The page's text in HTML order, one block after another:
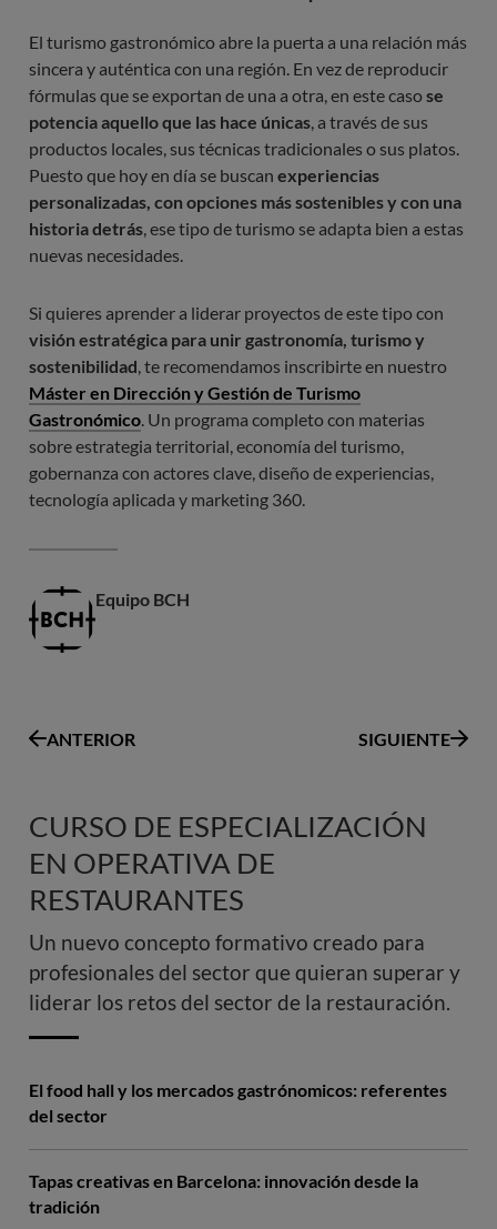
El turismo gastronómico abre la puerta a una relación más
sincera y auténtica con una región. En vez de reproducir
fórmulas que se exportan de una a otra, en este casose
potencia aquello que las hace únicas , a través de sus
productos locales, sus técnicas tradicionales o sus platos.
Puesto que hoy en día se buscan experiencias
personalizadas, con opciones más sostenibles y con una
historia detrás , ese tipo de turismo se adapta bien a estas
nuevas necesidades.
Si quieres aprender a liderar proyectos de este tipo con
visión estratégica para unir gastronomía, turismo y
sostenibilidad , te recomendamos inscribirte en nuestro
Máster en Dirección y Gestión de Turismo
Gastronómico . Un programa completo con materias
sobre estrategia territorial, economía del turismo,
gobernanza con actores clave, diseño de experiencias,
tecnología aplicada y marketing 360.
Equipo BCH
ANTERIOR SIGUIENTE
CURSO DE ESPECIALIZACIÓN
EN OPERATIVA DE
RESTAURANTES
Un nuevo concepto formativo creado para
profesionales del sector que quieran superar y
liderar los retos del sector de la restauración.
El food hall y los mercados gastrónomicos: referentes
del sector
Tapas creativas en Barcelona: innovación desde la
tradición